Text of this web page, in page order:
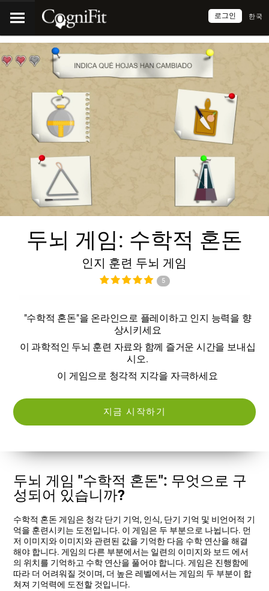
한국
로그인
두뇌 게임: 수학적 혼돈
인지 훈련 두뇌 게임
5
"수학적 혼돈"을 온라인으로 플레이하고 인지 능력을 향
상시키세요
이 과학적인 두뇌 훈련 자료와 함께 즐거운 시간을 보내십
시오.
이 게임으로 청각적 지각을 자극하세요
지금 시작하기
두뇌 게임 "수학적 혼돈": 무엇으로 구
성되어 있습니까?
수학적 혼돈 게임은 청각 단기 기억, 인식, 단기 기억 및 비언어적 기
억을 훈련시키는 도전입니다. 이 게임은 두 부분으로 나뉩니다. 먼
저 이미지와 이미지와 관련된 값을 기억한 다음 수학 연산을 해결
해야 합니다. 게임의 다른 부분에서는 일련의 이미지와 보드 에서
의 위치를 ​​기억하고 수학 연산을 풀어야 합니다. 게임은 진행함에
따라 더 어려워질 것이며, 더 높은 레벨에서는 게임의 두 부분이 합
쳐져 기억력에 도전할 것입니다.